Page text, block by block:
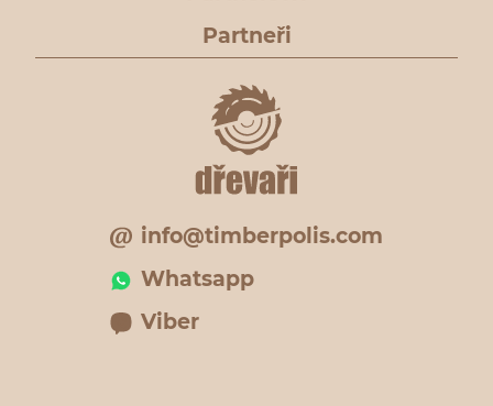
Partneři
info@timberpolis.com
Whatsapp
Viber